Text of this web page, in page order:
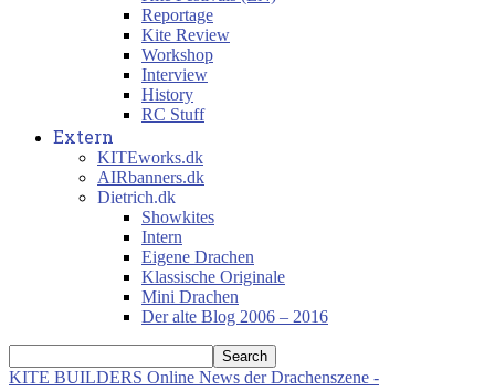
Reportage
Kite Review
Workshop
Interview
History
RC Stuff
Extern
KITEworks.dk
AIRbanners.dk
Dietrich.dk
Showkites
Intern
Eigene Drachen
Klassische Originale
Mini Drachen
Der alte Blog 2006 – 2016
KITE BUILDERS Online News der Drachenszene -